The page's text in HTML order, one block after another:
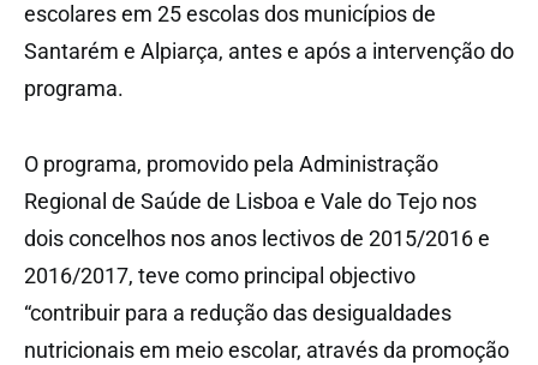
escolares em 25 escolas dos municípios de
Santarém e Alpiarça, antes e após a intervenção do
programa.
O programa, promovido pela Administração
Regional de Saúde de Lisboa e Vale do Tejo nos
dois concelhos nos anos lectivos de 2015/2016 e
2016/2017, teve como principal objectivo
“contribuir para a redução das desigualdades
nutricionais em meio escolar, através da promoção